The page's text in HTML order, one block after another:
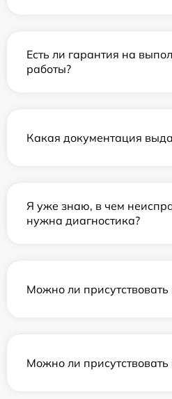
Есть ли гарантия на
работы?
Какая документация
Я уже знаю, в чем
нужна диагностика?
Можно ли
Можно ли